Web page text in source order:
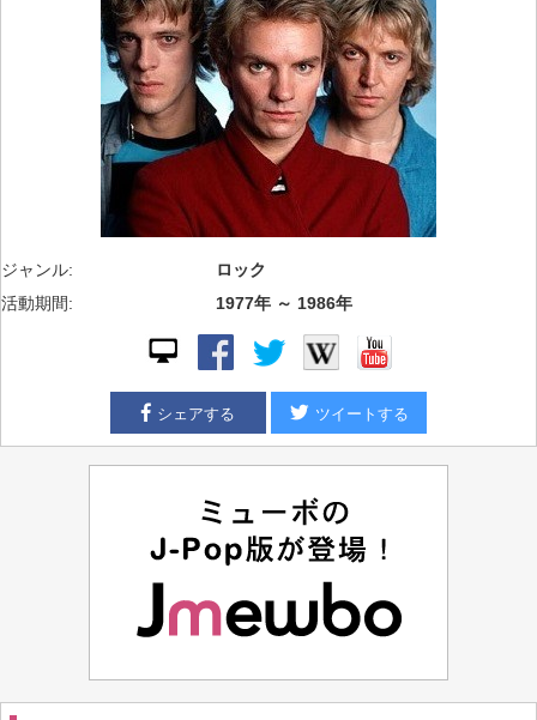
ジャンル:
ロック
活動期間:
1977年 ～ 1986年
シェアする ツイートする